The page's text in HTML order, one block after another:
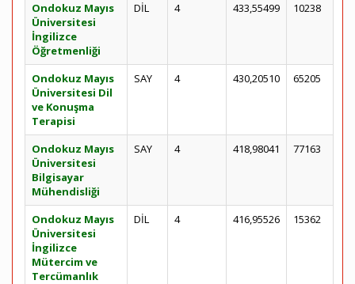
Ondokuz Mayıs
Üniversitesi
İngilizce
Öğretmenliği
DİL 4 433,55499 10238
Ondokuz Mayıs
Üniversitesi Dil
ve Konuşma
Terapisi
SAY 4 430,20510 65205
Ondokuz Mayıs
Üniversitesi
Bilgisayar
Mühendisliği
SAY 4 418,98041 77163
Ondokuz Mayıs
Üniversitesi
İngilizce
Mütercim ve
Tercümanlık
DİL 4 416,95526 15362